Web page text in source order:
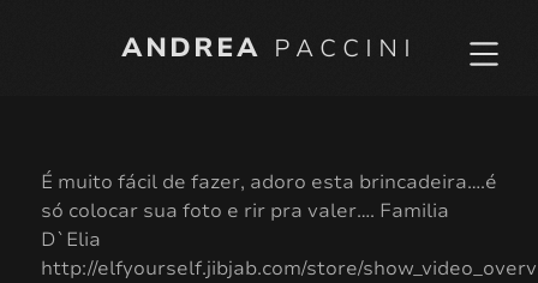
ANDREA PACCINI
É muito fácil de fazer, adoro esta brincadeira….é
só colocar sua foto e rir pra valer…. Familia
D`Elia
http://elfyourself.jibjab.com/store/